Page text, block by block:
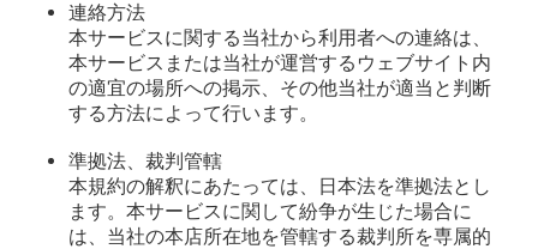
連絡方法
本サービスに関する当社から利用者への連絡は、
本サービスまたは当社が運営するウェブサイト内
の適宜の場所への掲示、その他当社が適当と判断
する方法によって行います。
準拠法、裁判管轄
本規約の解釈にあたっては、日本法を準拠法とし
ます。本サービスに関して紛争が生じた場合に
は、当社の本店所在地を管轄する裁判所を専属的